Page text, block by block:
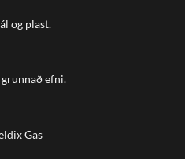
og plast.
efni.
Gas